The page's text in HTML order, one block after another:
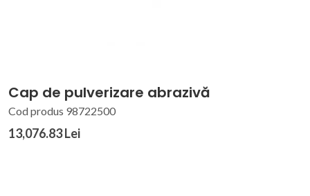
Cap de pulverizare abrazivă
Cod produs 98722500
13,076.83 Lei